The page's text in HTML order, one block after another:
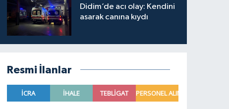
Didim’de acı olay: Kendini
asarak canına kıydı
Resmi İlanlar